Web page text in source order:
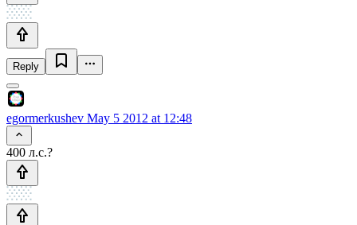
Reply
egormerkushev May 5 2012 at 12:48
400 л.с.?